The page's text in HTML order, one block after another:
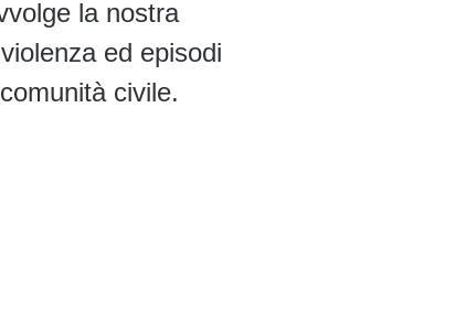
la nostra
ed episodi
civile.